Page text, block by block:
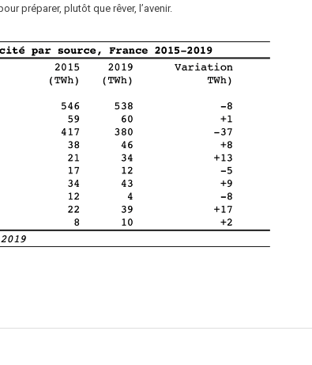
préparer, plutôt que rêver, l’avenir.